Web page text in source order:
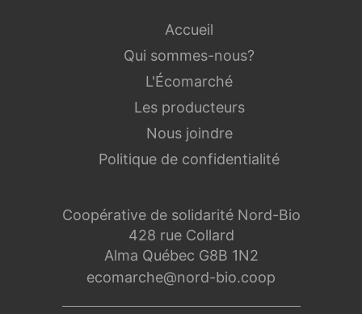
Coopérative de solidarité Nord-Bio
428 rue Collard
Alma Québec G8B 1N2
ecomarche@nord-bio.coop
Accueil
Qui sommes-nous?
L'Écomarché
Les producteurs
Nous joindre
Politique de confidentialité